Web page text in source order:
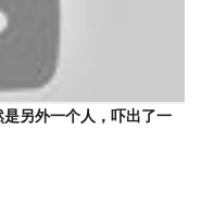
是另外一个人，吓出了一